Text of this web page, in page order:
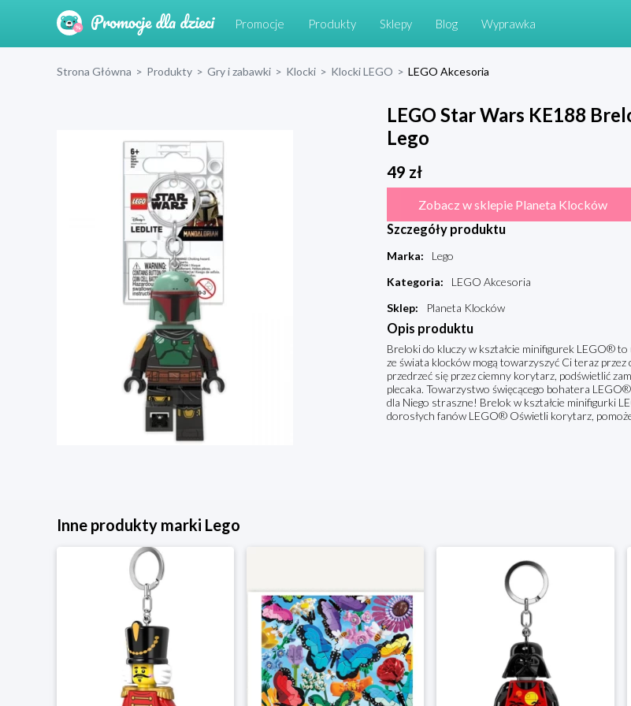
Promocje Produkty Sklepy Blog Wyprawka
Strona Główna > Produkty > Gry i zabawki > Klocki > Klocki LEGO > LEGO Akcesoria
LEGO Star Wars KE188
Lego
49 zł
Zobacz w sklepie Planeta Klocków
Szczegóły produktu
Marka:
Lego
Kategoria:
LEGO Akcesoria
Sklep: Planeta Klocków
Opis produktu
Breloki do kluczy w kształcie minifigurek LEGO®
ze świata klocków mogą towarzyszyć Ci teraz
przedrzeć się przez ciemny korytarz, podświetlić
plecaka. Towarzystwo święcącego bohatera
dla Niego straszne! Brelok w kształcie minifigurki
dorosłych fanów LEGO® Oświetli korytarz,
Inne produkty marki Lego